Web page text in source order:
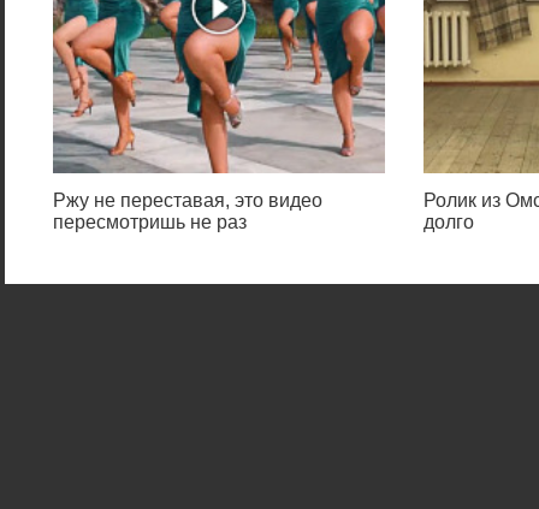
Ржу не переставая, это видео
пересмотришь не раз
Ролик из
долго